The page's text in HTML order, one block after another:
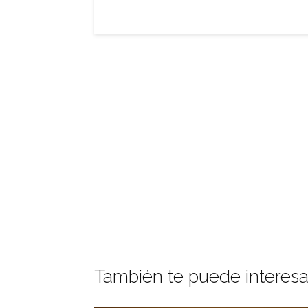
También te puede